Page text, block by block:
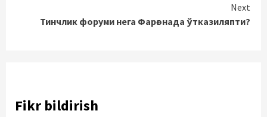
Next
Тинчлик форуми нега Фарғонада ўтказиляпти?
Fikr bildirish